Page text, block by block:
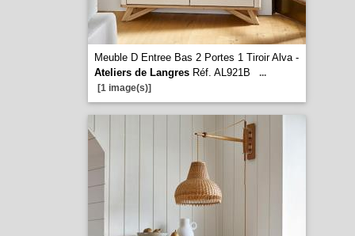
Meuble D Entree Bas 2 Portes 1 Tiroir Alva -
Ateliers de LangresRéf. AL921B
...
[1 image(s)]